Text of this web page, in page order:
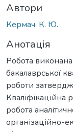
Автори
Кермач, К. Ю.
Анотація
Робота
бакалаврської
роботи
Кваліфікаційна
робота
організаційно-